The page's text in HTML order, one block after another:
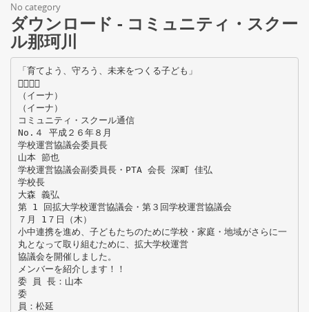
No category
ダウンロード - コミュニティ・スクー
ル那珂川
「育てよう、守ろう、未来をつくる子ども」

（イーナ）
（イーナ）
コミュニティ・スクール通信
No.４ 平成２６年８月
学校運営協議会委員長
山本 節也
学校運営協議会副委員長・PTA 会長 深町 佳弘
学校長
大森 義弘
第 1 回拡大学校運営協議会・第３回学校運営協議会
７月 1７日（木）
小中連携を進め、子どもたちのために学校・家庭・地域がさらに一
丸となって取り組むために、拡大学校運営
協議会を開催しました。
メンバーを紹介します！！
委 員 長：山本
委
員：松延